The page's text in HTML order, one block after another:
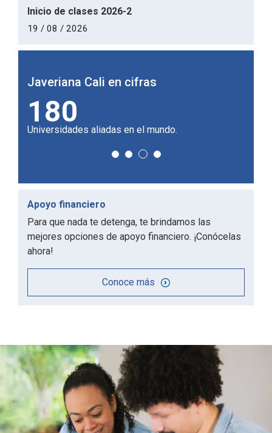
Inicio de clases 2026-2
19 / 08 / 2026
Javeriana Cali en cifras
180
Universidades aliadas en el mundo.
Apoyo financiero
Para que nada te detenga, te brindamos las
mejores opciones de apoyo financiero. ¡Conócelas
ahora!
Conoce más